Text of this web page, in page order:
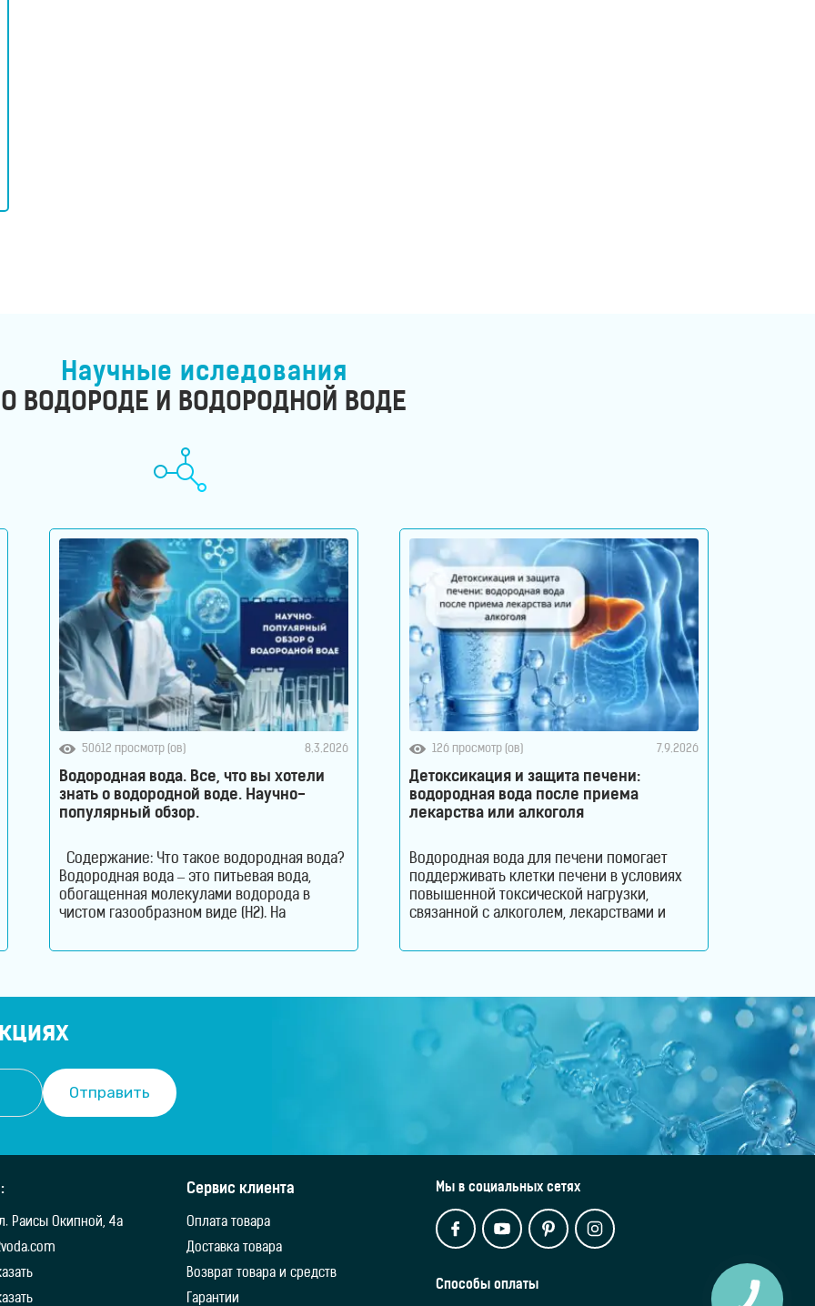
Научные иследования
О ВОДОРОДЕ И ВОДОРОДНОЙ ВОДЕ
50612 просмотр (ов) 8.3.2026
Водородная вода. Все, что вы хотели
знать о водородной воде. Научно-
популярный обзор.
Содержание: Что такое водородная вода?
Водородная вода – это питьевая вода,
обогащенная молекулами водорода в
чистом газообразном виде (H2). На
Hydrogen Rich Water (HRW) или Hydrogen
воде. Поэтому водород содержится в
126 просмотр (ов) 7.9.2026
Детоксикация и защита печени:
водородная вода после приема
лекарства или алкоголя
Водородная вода для печени помогает
поддерживать клетки печени в условиях
повышенной токсической нагрузки,
связанной с алкоголем, лекарствами и
как молекулярный водород способствует
выполняет огромный объем работы,
оставаясь при этом практически
незаметной для человека. Этот орган
участвует в обмене веществ, помогает
переваривать пищу, синтезирует
Раисы Окипной, 4а
Сервис клиента
Оплата товара
Доставка товара
Возврат товара и средств
Гарантии
Мы в социальных сетях
Способы оплаты